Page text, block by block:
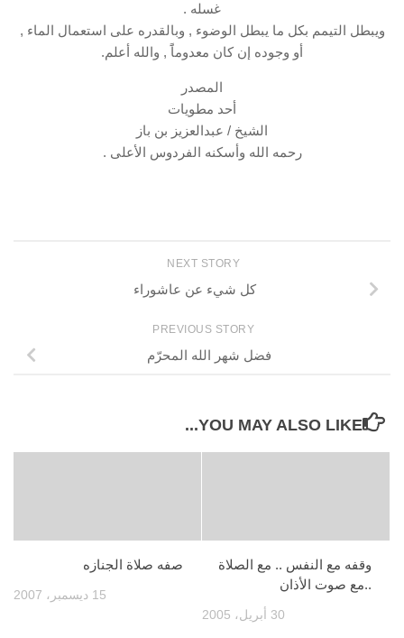
غسله .
ويبطل التيمم بكل ما يبطل الوضوء , وبالقدره على استعمال الماء ,
أو وجوده إن كان معدوماًَ , والله أعلم.
المصدر
أحد مطويات
الشيخ / عبدالعزيز بن باز
رحمه الله وأسكنه الفردوس الأعلى .
NEXT STORY
كل شيء عن عاشوراء
PREVIOUS STORY
فضل شهر الله المحرّم
YOU MAY ALSO LIKE...
صفه صلاة الجنازه
15 ديسمبر، 2007
وقفه مع النفس .. مع الصلاة
..مع صوت الأذان
30 أبريل، 2005